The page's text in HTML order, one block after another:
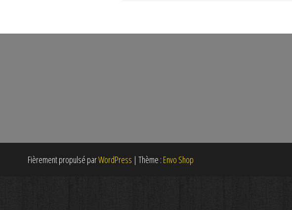
Fièrement propulsé parWordPress | Thème : Envo Shop